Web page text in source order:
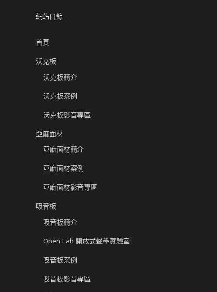
網站目錄
首頁
沃克板
沃克板簡介
沃克板案例
沃克板影音專區
亞麻面材
亞麻面材簡介
亞麻面材案例
亞麻面材影音專區
吸音板
吸音板簡介
Open Lab 開放式聲學實驗室
吸音板案例
吸音板影音專區